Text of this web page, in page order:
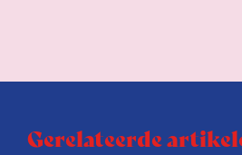
Gerelateerde